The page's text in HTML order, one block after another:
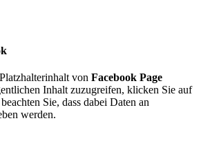
von Facebook Page
Inhalt zuzugreifen, klicken Sie auf
Sie, dass dabei Daten an
werden.